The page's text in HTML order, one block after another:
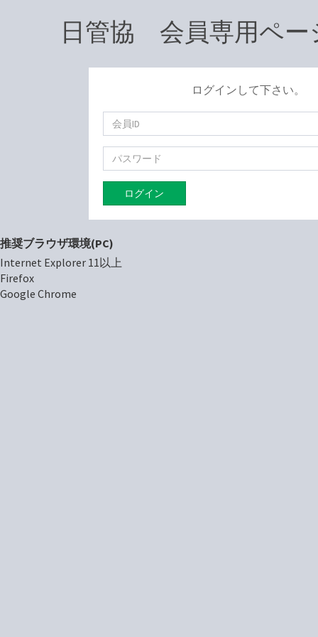
日管協 会員専用ペー
ログインして下さい。
ログイン
推奨ブラウザ環境(PC)
Internet Explorer 11以上
Firefox
Google Chrome